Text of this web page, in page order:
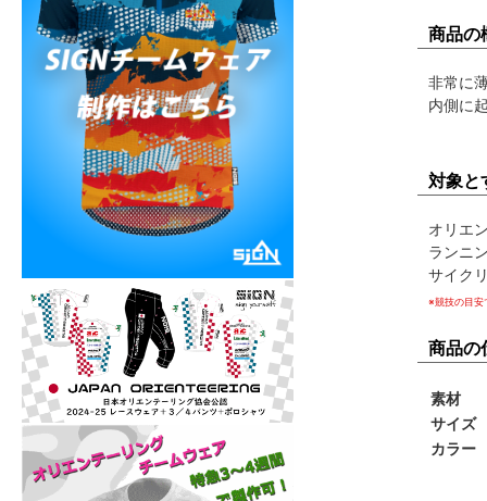
商品の
非常に
内側に
対象と
オリエ
ランニ
サイク
※競技の目安
商品の
素材
サイズ
カラー